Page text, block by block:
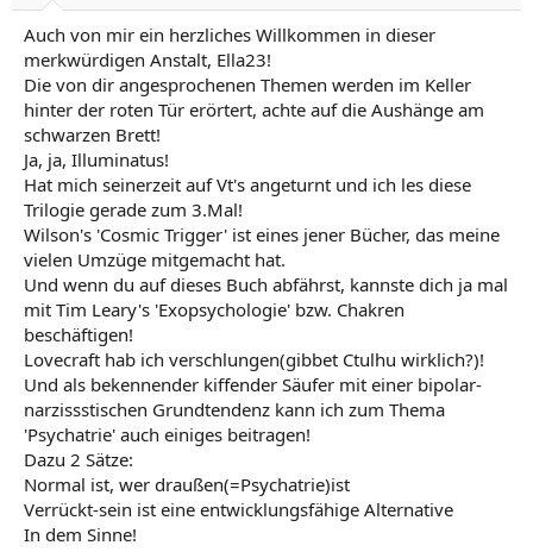
Auch von mir ein herzliches Willkommen in dieser
merkwürdigen Anstalt, Ella23!
Die von dir angesprochenen Themen werden im Keller
hinter der roten Tür erörtert, achte auf die Aushänge am
schwarzen Brett!
Ja, ja, Illuminatus!
Hat mich seinerzeit auf Vt's angeturnt und ich les diese
Trilogie gerade zum 3.Mal!
Wilson's 'Cosmic Trigger' ist eines jener Bücher, das meine
vielen Umzüge mitgemacht hat.
Und wenn du auf dieses Buch abfährst, kannste dich ja mal
mit Tim Leary's 'Exopsychologie' bzw. Chakren
beschäftigen!
Lovecraft hab ich verschlungen(gibbet Ctulhu wirklich?)!
Und als bekennender kiffender Säufer mit einer bipolar-
narzissstischen Grundtendenz kann ich zum Thema
'Psychatrie' auch einiges beitragen!
Dazu 2 Sätze:
Normal ist, wer draußen(=Psychatrie)ist
Verrückt-sein ist eine entwicklungsfähige Alternative
In dem Sinne!